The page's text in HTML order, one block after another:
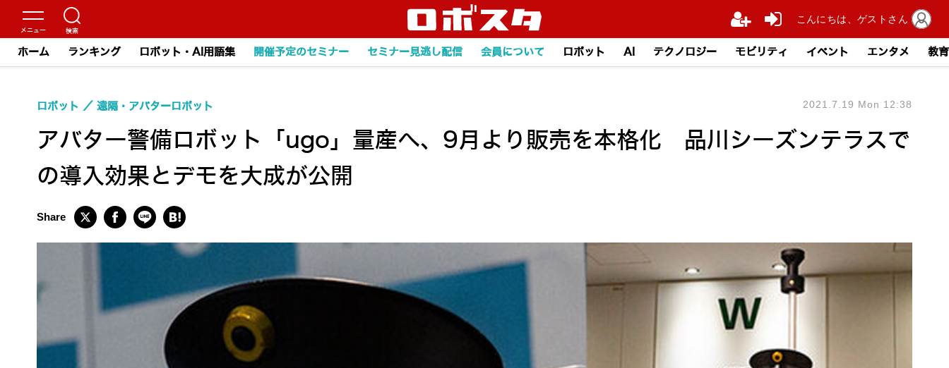
ホーム ランキング ロボット・AI用語集 開催予定のセミナー セミナー見逃し配信 会員について ロボット AI テクノロジー モビリティ イベント エンタメ 教育
アバター警備ロボット「ugo」量産へ、9月より販売を本格化 品川シーズンテラスで
の導入効果とデモを大成が公開
ロボット 遠隔・アバターロボット 2021.7.19 Mon 12:38
こんにちは、ゲストさん